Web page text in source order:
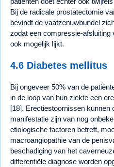
Bij de radicale prostatectomie
bevindt de vaatzenuwbundel
zodat een compressie-afsluiting
ook mogelijk lijkt.
4.6 Diabetes mellitus
Bij ongeveer 50% van de
in de loop van hun ziekte een
[18]. Erectiestoornissen kunnen
manifestatie zijn van nog
etiologische factoren betreft,
macroangiopathie van de
beschadiging van het
differentiële diagnose worden